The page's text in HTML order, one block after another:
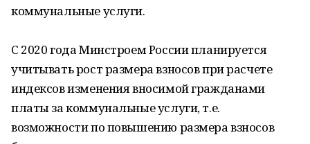
коммунальные услуги.
С 2020 года Минстроем России планируется
учитывать рост размера взносов при расчете
индексов изменения вносимой гражданами
платы за коммунальные услуги, т.е.
возможности по повышению размера взносов